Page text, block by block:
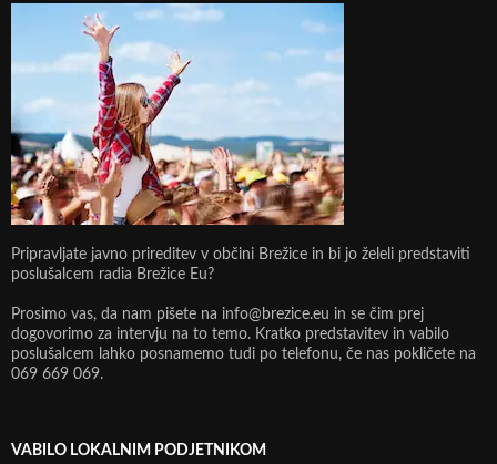
Pripravljate javno prireditev v občini Brežice in bi jo želeli predstaviti
poslušalcem radia Brežice Eu?
Prosimo vas, da nam pišete na info@brezice.eu in se čim prej
dogovorimo za intervju na to temo. Kratko predstavitev in vabilo
poslušalcem lahko posnamemo tudi po telefonu, če nas pokličete na
069 669 069.
VABILO LOKALNIM PODJETNIKOM